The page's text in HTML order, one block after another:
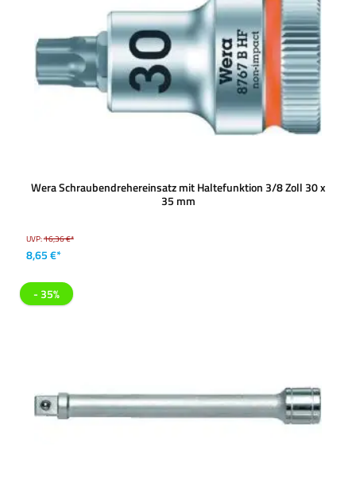
Wera Schraubendrehereinsatz mit Haltefunktion 3/8 Zoll 30 x
35 mm
UVP:16,36 €*
8,65 €*
- 35%